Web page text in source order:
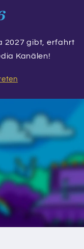
2027 gibt, erfahrt
Kanälen!